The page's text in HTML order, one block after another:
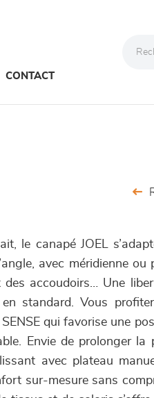
CONTACT
le canapé JOEL
avec méridienne
des accoudoirs… Une
standard. Vous
qui favorise une
Envie de prolonger la
avec plateau
sur-mesure sans